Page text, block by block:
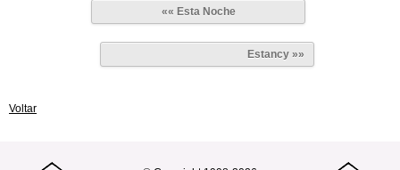
«« Esta Noche
Estancy »»
Voltar